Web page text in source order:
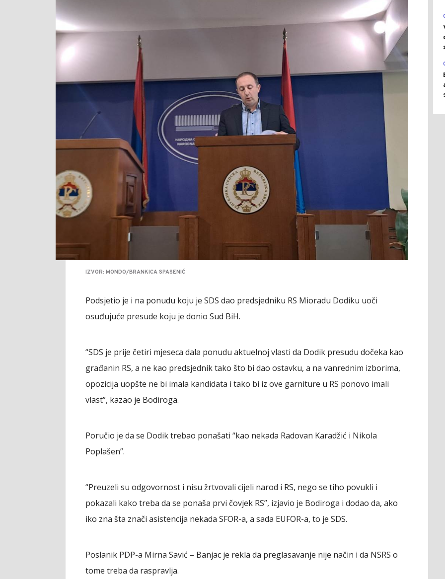
IZVOR: MONDO/BRANKICA SPASENIĆ
Podsjetio je i na ponudu koju je SDS dao predsjedniku RS Mioradu Dodiku uoči
osuđujuće presude koju je donio Sud BiH.
“SDS je prije četiri mjeseca dala ponudu aktuelnoj vlasti da Dodik presudu dočeka kao
građanin RS, a ne kao predsjednik tako što bi dao ostavku, a na vanrednim izborima,
opozicija uopšte ne bi imala kandidata i tako bi iz ove garniture u RS ponovo imali
vlast”, kazao je Bodiroga.
Poručio je da se Dodik trebao ponašati “kao nekada Radovan Karadžić i Nikola
Poplašen”.
“Preuzeli su odgovornost i nisu žrtvovali cijeli narod i RS, nego se tiho povukli i
pokazali kako treba da se ponaša prvi čovjek RS”, izjavio je Bodiroga i dodao da, ako
iko zna šta znači asistencija nekada SFOR-a, a sada EUFOR-a, to je SDS.
Poslanik PDP-a Mirna Savić – Banjac je rekla da preglasavanje nije način i da NSRS o
tome treba da raspravlja.